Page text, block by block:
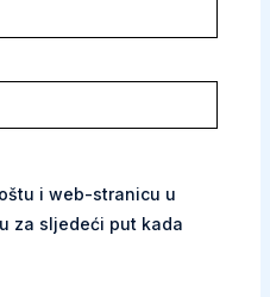
i web-stranicu u
za sljedeći put kada